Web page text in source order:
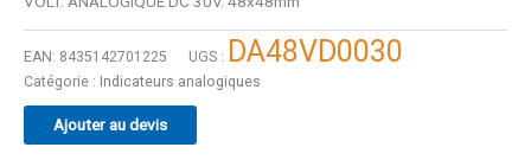
EAN: 8435142701225 UGS : DA48VD0030
Catégorie : Indicateurs analogiques
Ajouter au devis